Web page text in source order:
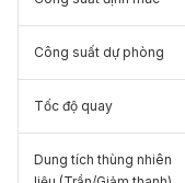
Công suất dự phòng
Tốc độ quay
Dung tích thùng nhiên